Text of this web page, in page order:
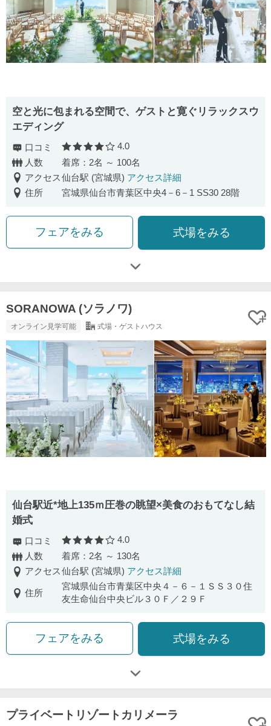
空と光に包まれる空間で、ゲストと寛ぐリラックスウ
エディング
口コミ 口コミ評価
4.0
人数
着席：2名 ～ 100名
アクセス仙台駅 (宮城県) アクセス詳細
住所
宮城県仙台市青葉区中央4－6－1 SS30 28階
フェアをみる 式場をみる
SORANOWA (ソラノワ)
オンライン見学可能 式場・ゲストハウス
仙台駅近*地上135ｍ圧巻の眺望×美食のおもてなし結
婚式
口コミ 口コミ評価
4.0
人数
着席：2名 ～ 130名
アクセス仙台駅 (宮城県) アクセス詳細
住所
宮城県仙台市青葉区中央４－６－１ＳＳ３０住
友生命仙台中央ビル３０Ｆ／２９Ｆ
フェアをみる 式場をみる
プライベートリゾートカリメーラ